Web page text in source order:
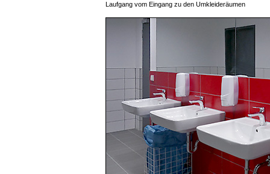
Laufgang vom Eingang zu den Umkleideräumen